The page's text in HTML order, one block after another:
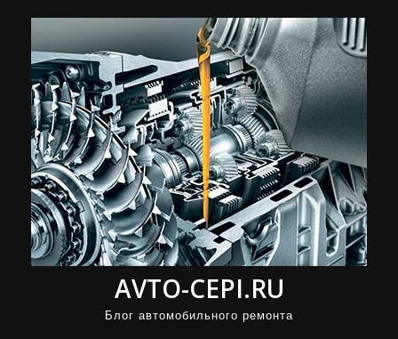
AVTO-CEPI.RU
Блог автомобильного ремонта